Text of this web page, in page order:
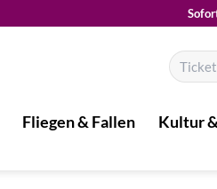
Suchen
nach:
Fliegen & Fallen Kultur